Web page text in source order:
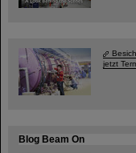
jetzt
Blog Beam On